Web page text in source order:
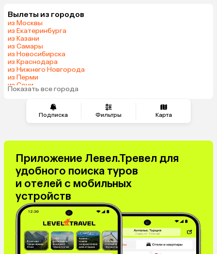
Подписка Фильтры Карта
Грузия
Армения
Казахстан
Узбекистан
Сербия
Кипр
Иордания
Саудовская Аравия
Таджикистан
Венгрия
Болгария
Вылеты из городов
из Москвы
из Екатеринбурга
из Казани
из Самары
из Новосибирска
из Краснодара
из Нижнего Новгорода
из Перми
из Сочи
из Челябинска
Показать все города
Приложение Левел.Тревел для
удобного поиска туров
и отелей с мобильных
устройств